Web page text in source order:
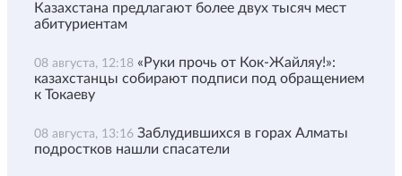
Казахстана предлагают более двух тысяч мест
абитуриентам
08 августа, 12:18 «Руки прочь от Кок-Жайляу!»:
казахстанцы собирают подписи под обращением
к Токаеву
08 августа, 13:16 Заблудившихся в горах Алматы
подростков нашли спасатели